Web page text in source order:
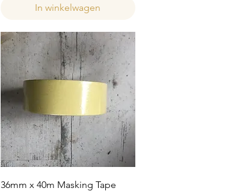
In winkelwagen
Snel overzicht
36mm x 40m Masking Tape